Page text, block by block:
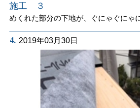
施工 ３
めくれた部分の下地が、ぐにゃぐにゃ
4. 2019年03月30日